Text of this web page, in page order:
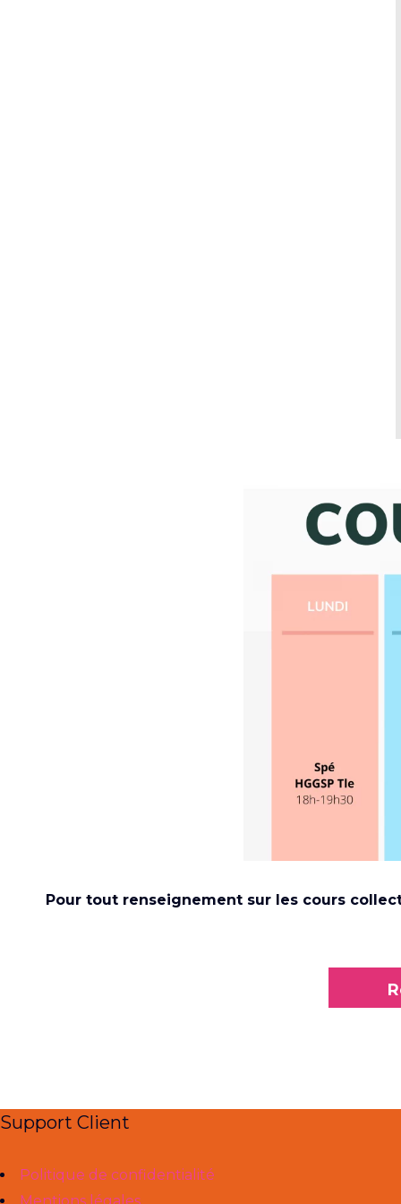
Pour tout renseignement sur les cours
Support Client
Politique de confidentialité
Mentions légales